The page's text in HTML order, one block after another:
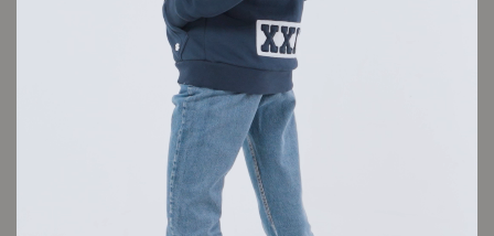
Conocé tu talle
Cuidado de la prenda